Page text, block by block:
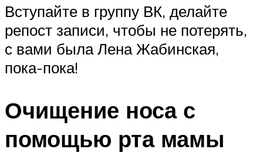
Вступайте в группу ВК, делайте
репост записи, чтобы не потерять,
с вами была Лена Жабинская,
пока-пока!
Очищение носа с
помощью рта мамы